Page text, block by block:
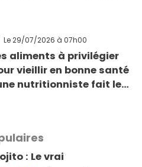
Le 29/07/2026 à 07h00
aliments à privilégier
vieillir en bonne santé
nutritionniste fait le
: Le vrai